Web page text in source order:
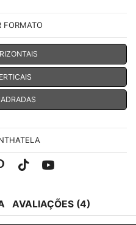
FORMATO
Pinterest
Tik-Youtube
AVALIAÇÕES (4)